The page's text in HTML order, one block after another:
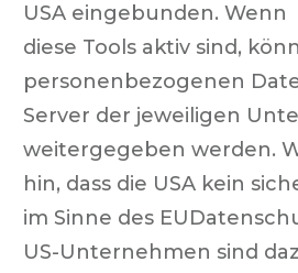
USA eingebunden. Wenn
diese Tools aktiv sind,
personenbezogenen
Server der jeweiligen
weitergegeben werden.
hin, dass die USA kein
im Sinne des
US-Unternehmen sind